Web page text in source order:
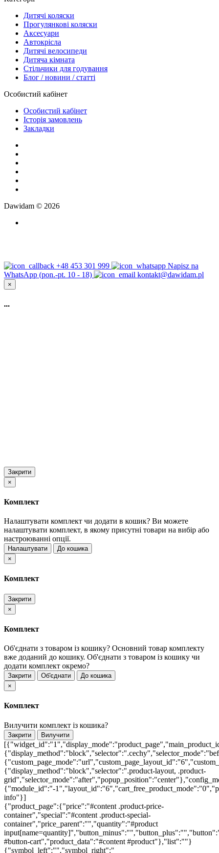
Дитячі коляски
Прогулянкові коляски
Аксесуари
Автокрісла
Дитячі велосипеди
Дитяча кімната
Стільчики для годування
Блог / новини / статті
Особистий кабінет
Особистий кабінет
Історія замовлень
Закладки
Dawidam © 2026
+48 453 301 999
Napisz na
WhatsApp (pon.-pt. 10 - 18)
kontakt@dawidam.pl
×
...
Закрити
×
Комплект
Налаштувати комплект чи додати в кошик? Ви можете
налаштувати комплект, в якому присутні товари на вибір або
настроюванні опції.
Налаштувати
До кошика
×
Комплект
Закрити
×
Комплект
Об'єднати з товаром із кошику? Основний товар комплекту
вже доданий до кошику. Об'єднати з товаром із кошику чи
додати комплект окремо?
Закрити Об'єднати
До кошика
×
Комплект
Вилучити комплект із кошика?
Закрити Вилучити
{"display_method":"block","selector":".product-layout, .product-
{"module_id":"-
info"}]
{"product_page":{"price":"#content .product-price-
container","special":"#content .product-special-
container","price_parent":"","quantity":"#product
#button-cart","product_data":"#content #product"},"list":""}
{"symbol_left":"","symbol_right":"